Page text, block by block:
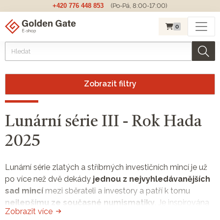
+420 776 448 853 (Po-Pá, 8:00-17:00)
0
Zobrazit filtry
Lunární série III - Rok Hada
2025
Lunární série zlatých a stříbrných investičních mincí je už
po více než dvě dekády jednou z nejvyhledávanějších
sad mincí mezi sběrateli a investory a patří k tomu
nejlepšímu ze současné numismatiky . Je inspirována
dvanáctiletým cyklem čínského kalendáře. Mincovna
Zobrazit více